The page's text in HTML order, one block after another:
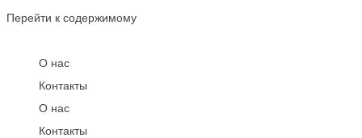
Перейти к содержимому
О нас
Контакты
О нас
Контакты